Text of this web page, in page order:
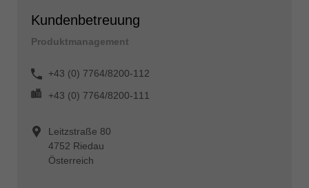
Kundenbetreuung
Produktmanagement
+43 (0) 7764/8200-112
+43 (0) 7764/8200-111
Leitzstraße 80
4752 Riedau
Österreich